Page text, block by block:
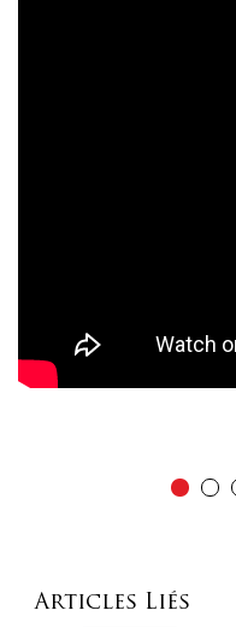
Articles Liés